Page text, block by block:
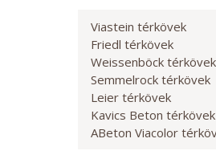
Viastein térkövek
Friedl térkövek
Weissenböck térkövek
Semmelrock térkövek
Leier térkövek
Kavics Beton térkövek
ABeton Viacolor